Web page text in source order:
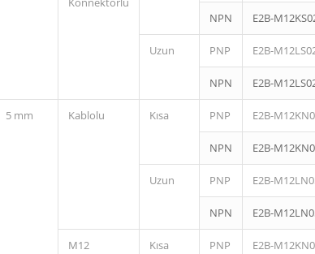
NPN E2B-
Uzun PNP E2B-
NPN E2B-
5 mm Kablolu Kısa PNP E2B-
NPN E2B-
Uzun PNP E2B-
NPN E2B-
M12
Kısa PNP E2B-